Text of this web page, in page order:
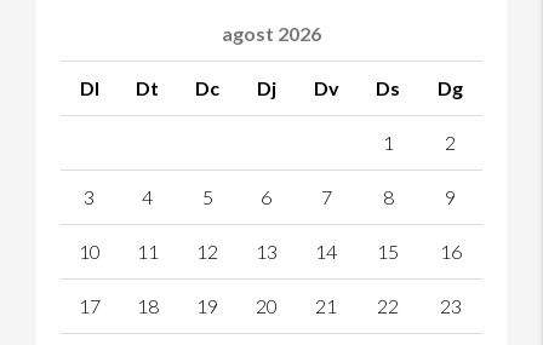
agost 2026
Dl Dt Dc Dj Dv Ds Dg
1 2
3 4 5 6 7 8 9
10 11 12 13 14 15 16
17 18 19 20 21 22 23